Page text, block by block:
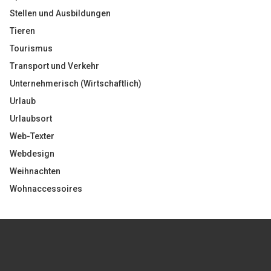
Stellen und Ausbildungen
Tieren
Tourismus
Transport und Verkehr
Unternehmerisch (Wirtschaftlich)
Urlaub
Urlaubsort
Web-Texter
Webdesign
Weihnachten
Wohnaccessoires